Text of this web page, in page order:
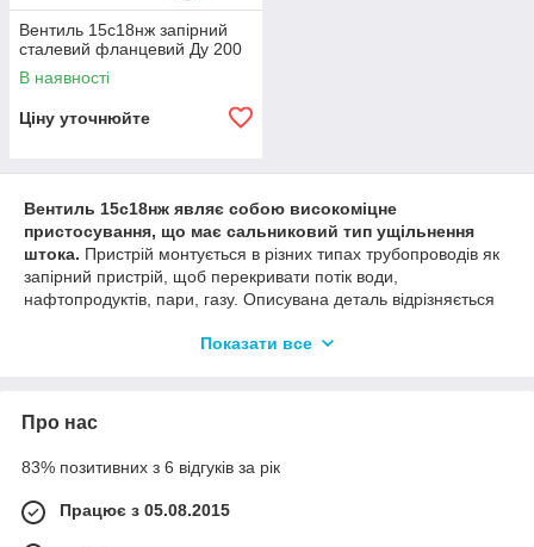
Вентиль 15с18нж запірний
сталевий фланцевий Ду 200
В наявності
Ціну уточнюйте
Вентиль 15с18нж являє собою високоміцне
пристосування, що має сальниковий тип ущільнення
штока. Пристрій монтується в різних типах трубопроводів як
запірний пристрій, щоб перекривати потік води,
нафтопродуктів, пари, газу. Описувана деталь відрізняється
технологій у цій області та враховує сучасні стандарти якості.
Технічні характеристики
Клапан відрізняється високою антикорозійною стійкістю,
витримує температуру під час експлуатації 425 градусів без
Показати все
Про нас
83% позитивних з 6 відгуків за рік
Працює з 05.08.2015